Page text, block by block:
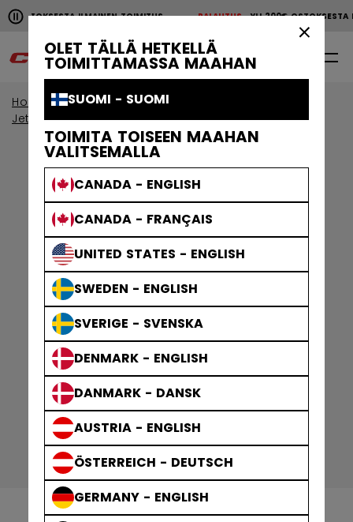
OLET TÄLLÄ HETKELLÄ
TOIMITTAMASSA MAAHAN
SUOMI - SUOMI
TOIMITA TOISEEN MAAHAN
VALITSEMALLA
CANADA - ENGLISH
CANADA - FRANÇAIS
UNITED STATES - ENGLISH
SWEDEN - ENGLISH
SVERIGE - SVENSKA
DENMARK - ENGLISH
DANMARK - DANSK
AUSTRIA - ENGLISH
ÖSTERREICH - DEUTSCH
GERMANY - ENGLISH
Pause the horizontal scroll animation.
OSTOKSESTA ILMAINEN TOIMITUSPALAUTUS YLI 200€
YLI 200€ OSTOKSESTA ILMAINEN TOIMITUS
Home Jääkiekkosuojat
Jetspeed - suojat